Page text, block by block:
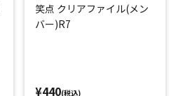
笑点 クリアファイル(メン
バー)R7
¥440(税込)